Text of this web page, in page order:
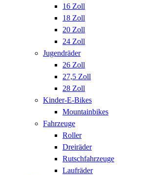
16 Zoll
18 Zoll
20 Zoll
24 Zoll
Jugendräder
26 Zoll
27,5 Zoll
28 Zoll
Kinder-E-Bikes
Mountainbikes
Fahrzeuge
Roller
Dreiräder
Rutschfahrzeuge
Laufräder